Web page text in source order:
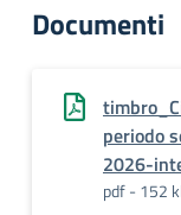
Documenti
periodo
2026-
pdf - 152